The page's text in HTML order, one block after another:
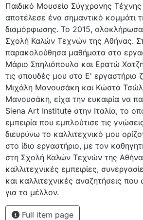
Παιδικό Μουσείο Σύγχρονης
αποτέλεσε ένα σημαντικό κομμάτι
διαμόρφωσης. Το 2015, ολοκλήρωσα
Σχολή Καλών Τεχνών της Αθήνας.
παρακολούθησα μαθήματα στο
Μάριο Σπηλιόπουλο και Ερατώ
τις σπουδές μου στο Ε' εργαστήριο
Μιχάλη Μανουσάκη και Κώστα
Μανουσάκη, είχα την ευκαιρία να
Siena Art Institute στην Ιταλία, το
εμπειρία που εμπλούτισε τις
διευρύνω το καλλιτεχνικό μου
στο ίδιο εργαστήριο, με τον
στη Σχολή Καλών Τεχνών της
καλλιτεχνικές εμπειρίες,
και καλλιτεχνικές αναζητήσεις
για το μέλλον.
Full item page